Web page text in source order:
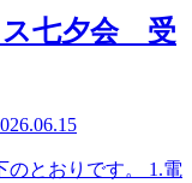
ス七夕会 受
のとおりです。 1.電